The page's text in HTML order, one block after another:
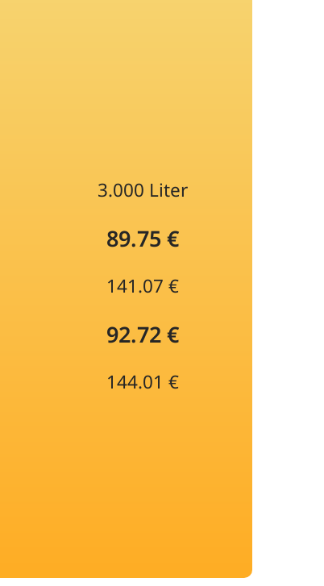
3.000 Liter
89.75 €
141.07 €
92.72 €
144.01 €